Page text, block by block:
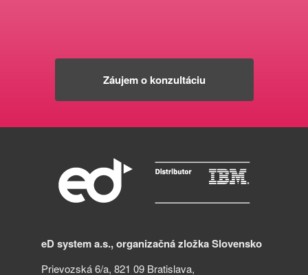
Záujem o konzultáciu
eD system a.s., organizačná zložka Slovensko
Prievozská 6/a, 821 09 Bratislava,